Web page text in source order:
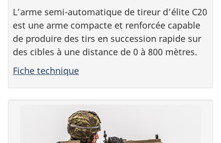
L’arme semi-automatique de tireur d’élite C20
est une arme compacte et renforcée capable
de produire des tirs en succession rapide sur
des cibles à une distance de 0 à 800 mètres.
Fiche technique